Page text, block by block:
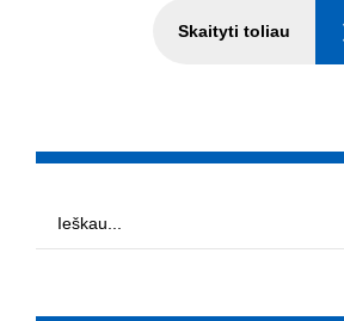
Skaityti toliau